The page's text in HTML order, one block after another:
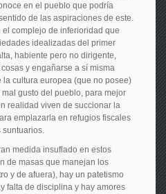
en el pueblo que podría
de las aspiraciones de este.
complejo de inferioridad que
idealizadas del primer
habiente pero no dirigente,
y engañarse a sí misma
cultura europea (que no posee)
gusto del pueblo, para mejor
realidad viven de succionar la
emplazarla en refugios fiscales
suntuarios.
medida insuflado en estos
de masas que manejan los
y de afuera), hay un patetismo
falta de disciplina y hay amores